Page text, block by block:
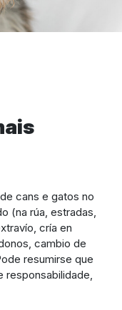
de cans e gatos no
(na rúa, estradas,
cría en
cambio de
resumirse que
responsabilidade,